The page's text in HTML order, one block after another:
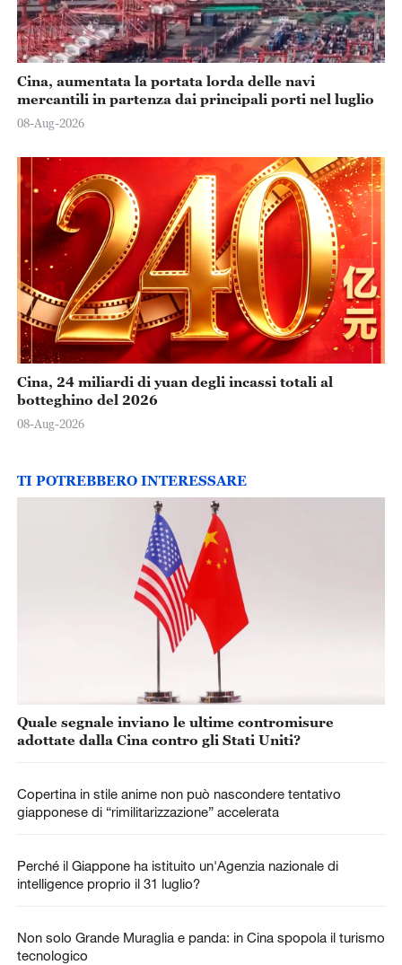
Cina, aumentata la portata lorda delle navi
mercantili in partenza dai principali porti nel luglio
08-Aug-2026
Cina, 24 miliardi di yuan degli incassi totali al
botteghino del 2026
08-Aug-2026
TI POTREBBERO INTERESSARE
Quale segnale inviano le ultime contromisure
adottate dalla Cina contro gli Stati Uniti?
Copertina in stile anime non può nascondere tentativo
giapponese di “rimilitarizzazione” accelerata
Perché il Giappone ha istituito un'Agenzia nazionale di
intelligence proprio il 31 luglio?
Non solo Grande Muraglia e panda: in Cina spopola il turismo
tecnologico